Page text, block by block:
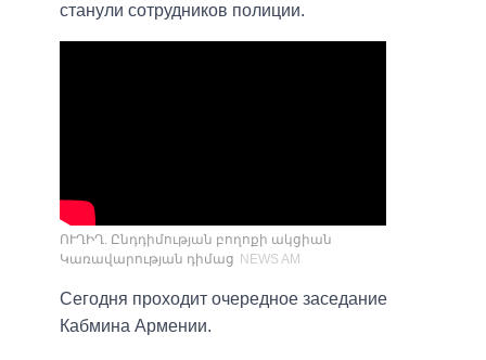
станули сотрудников полиции.
ՈՒՂԻՂ. Ընդդիմության բողոքի ակցիան
Կառավարության դիմաց NEWS AM
Сегодня проходит очередное заседание
Кабмина Армении.